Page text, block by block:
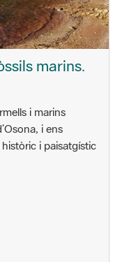
marins.
i marins
i ens
i paisatgístic